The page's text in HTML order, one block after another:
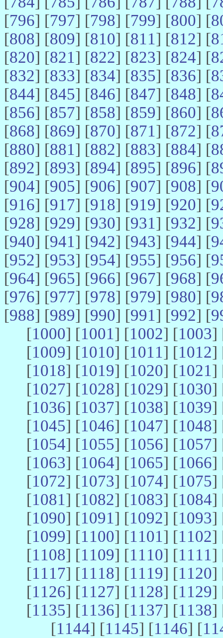
[796] [797] [798] [799] [800] [
[808] [809] [810] [811] [812] [
[820] [821] [822] [823] [824] [
[832] [833] [834] [835] [836] [
[844] [845] [846] [847] [848] [
[856] [857] [858] [859] [860] [
[868] [869] [870] [871] [872] [
[880] [881] [882] [883] [884] [
[892] [893] [894] [895] [896] [
[904] [905] [906] [907] [908] [
[916] [917] [918] [919] [920] [
[928] [929] [930] [931] [932] [
[940] [941] [942] [943] [944] [
[952] [953] [954] [955] [956] [
[964] [965] [966] [967] [968] [
[976] [977] [978] [979] [980] [
[988] [989] [990] [991] [992] [
[1000] [1001] [1002] [1003]
[1009] [1010] [1011] [1012]
[1018] [1019] [1020] [1021]
[1027] [1028] [1029] [1030]
[1036] [1037] [1038] [1039]
[1045] [1046] [1047] [1048]
[1054] [1055] [1056] [1057]
[1063] [1064] [1065] [1066]
[1072] [1073] [1074] [1075]
[1081] [1082] [1083] [1084]
[1090] [1091] [1092] [1093]
[1099] [1100] [1101] [1102]
[1108] [1109] [1110] [1111]
[1117] [1118] [1119] [1120]
[1126] [1127] [1128] [1129]
[1135] [1136] [1137] [1138]
[1144] [1145] [1146] [